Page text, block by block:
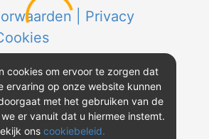
| Privacy
Neem tijdens
cookies om ervoor te zorgen dat
ervaring op onze website kunnen
met het gebruiken van de
er vanuit dat u hiermee instemt.
ons cookiebeleid.